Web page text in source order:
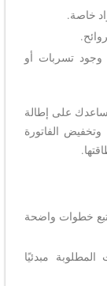
خاصة.
تسربات أو
دوريًا (كل 3–6 أشهر) يساعدك على إطالة
الفاتورة
خطوات واضحة
مبدئيًا